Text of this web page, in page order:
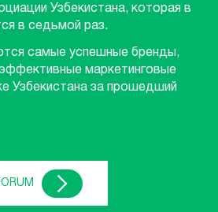
Узбекистана, которая в
в седьмой раз.
самые успешные бренды,
маркетинговые
Узбекистана за прошедший